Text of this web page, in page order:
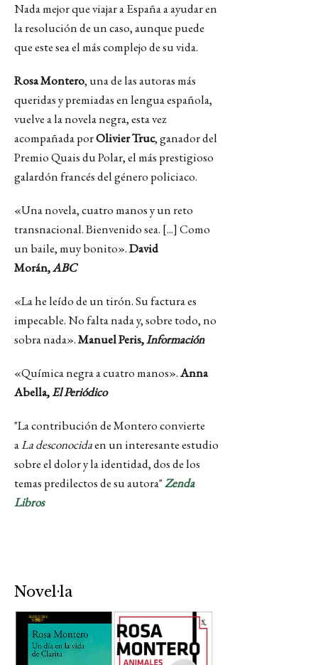
Nada mejor que viajar a España a ayudar en
la resolución de un caso, aunque puede
que este sea el más complejo de su vida.
Rosa Montero, una de las autoras más
queridas y premiadas en lengua española,
vuelve a la novela negra, esta vez
acompañada porOlivier Truc, ganador del
Premio Quais du Polar, el más prestigioso
galardón francés del género policiaco.
«Una novela, cuatro manos y un reto
transnacional. Bienvenido sea. [...] Como
un baile, muy bonito».David
Morán,ABC
«La he leído de un tirón. Su factura es
impecable. No falta nada y, sobre todo, no
sobra nada».Manuel Peris,Información
«Química negra a cuatro manos».Anna
Abella,El Periódico
"La contribución de Montero convierte
aLa desconocidaen un interesante estudio
sobre el dolor y la identidad, dos de los
temas predilectos de su autora"Zenda
Libros
Novel·la